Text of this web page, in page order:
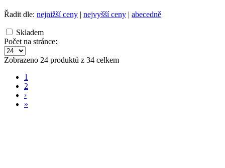
Řadit dle: nejnižší ceny | nejvyšší ceny | abecedně
Skladem
Počet na stránce:
Zobrazeno 24 produktů z 34 celkem
1
2
›
»